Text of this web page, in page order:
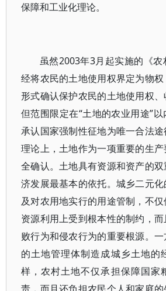
保障和工业化理论。
虽然2003年3月起实施的《
经将农民的土地使用权界定为物
形式确认保护农民的土地使用权、
但范围限定在“土地的农业用途”
承认国家强制性征地为唯一合法
理论上，土地作为一项重要的生
全确认。土地具有资源和资产的
济发展最基本的依托。城乡二元
及对农用地实行的用途管制，不
资源利用上受到根本性的制约，
败行为和侵农行为的重要根源。
的土地管理体制造成城乡土地的
样，农村土地不仅承担保障国家